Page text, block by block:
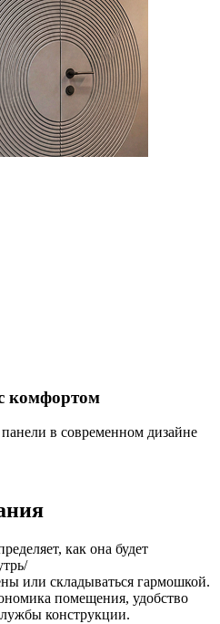
комфортом
в современном дизайне
как она будет
или складываться гармошкой.
помещения, удобство
конструкции.